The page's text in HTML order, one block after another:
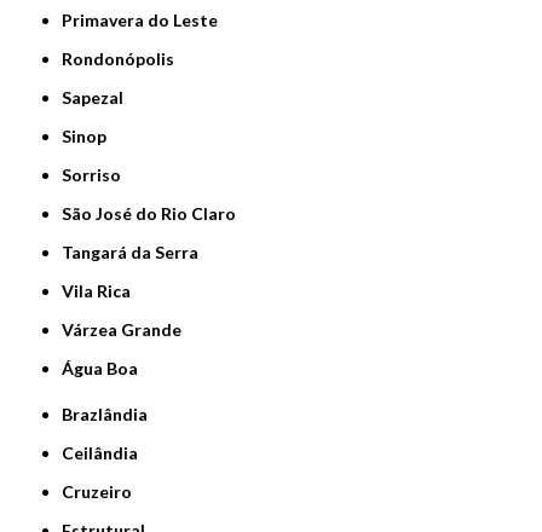
Primavera do Leste
Rondonópolis
Sapezal
Sinop
Sorriso
São José do Rio Claro
Tangará da Serra
Vila Rica
Várzea Grande
Água Boa
Brazlândia
Ceilândia
Cruzeiro